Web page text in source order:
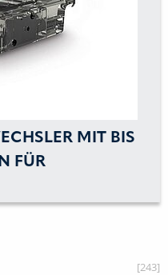
MIT BIS
FÜR
[243]